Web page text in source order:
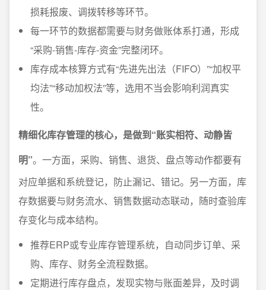
损耗报废、调拨转移等环节。
每一环节的数据都需要与财务做账体系打通，形成
“采购-销售-库存-资金”完整闭环。
库存成本核算方式有“先进先出法（FIFO）”“加权平
均法”“移动加权法”等，选用不当会影响利润真实
性。
精细化库存管理的核心，是做到“账实相符、动静皆
明”。一方面，采购、销售、退货、盘点等动作都要有
对应单据和系统登记，防止漏记、错记。另一方面，库
存数据要与财务流水、销售数据动态联动，随时查验库
存变化与成本结构。
推荐ERP或专业库存管理系统，自动同步订单、采
购、库存、财务全流程数据。
定期进行库存盘点，发现实物与账面差异，及时调